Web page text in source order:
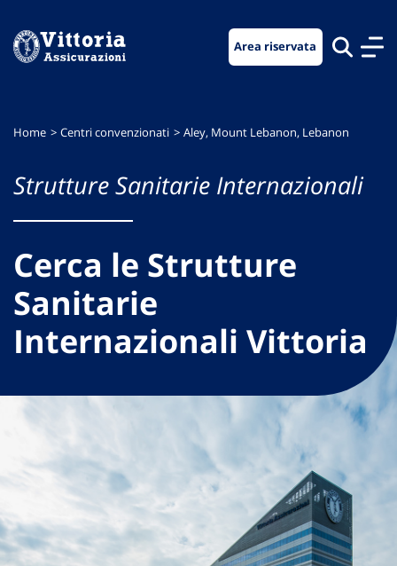
menu
contenuto
footer
Area riservata
Home Centri convenzionati Aley, Mount Lebanon, Lebanon
Strutture Sanitarie Internazionali
Cerca le Strutture
Sanitarie
Internazionali Vittoria